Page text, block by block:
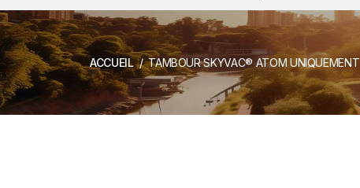
ACCUEIL TAMBOUR SKYVAC® ATOM UNIQUEMENT